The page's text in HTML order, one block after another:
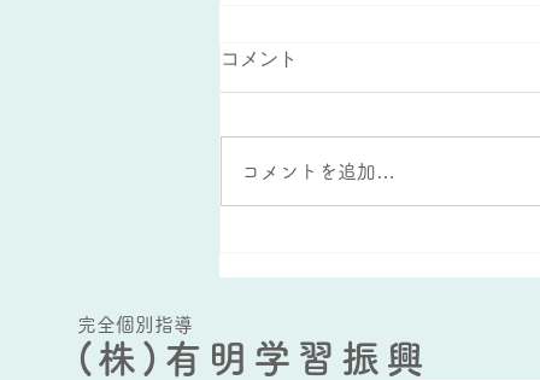
方法
コメント
コメントを追加…
完全個別指導
(株)有明学習振興